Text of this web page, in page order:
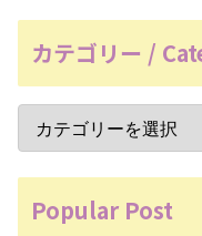
カテゴリー /
Popular Post